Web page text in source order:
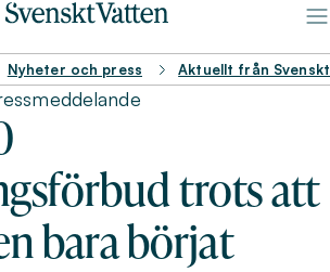
Nyheter och press Aktuellt från
trots att
bara börjat